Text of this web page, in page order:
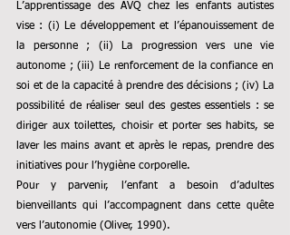
L’apprentissage des AVQ chez les enfants autistes
vise : (i)
Le développement et l’épanouissement de
la personne ; (ii)
La progression vers une vie
autonome ; (iii)
Le renforcement de la confiance en
soi et de la capacité à prendre des décisions ; (iv) La
possibilité de réaliser seul des gestes essentiels : se
diriger aux toilettes, choisir et porter ses habits, se
laver les mains avant et après le repas, prendre des
initiatives pour l’hygiène corporelle.
Pour y parvenir, l’enfant a besoin d’adultes
bienveillants qui l’accompagnent dans cette quête
vers l’autonomie (Oliver, 1990).